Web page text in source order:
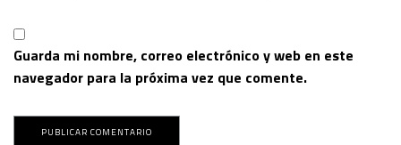
Guarda mi nombre, correo electrónico y web en este
navegador para la próxima vez que comente.